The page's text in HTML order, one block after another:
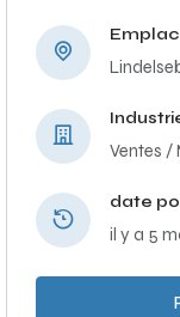
Ventes /
date
il y a 5